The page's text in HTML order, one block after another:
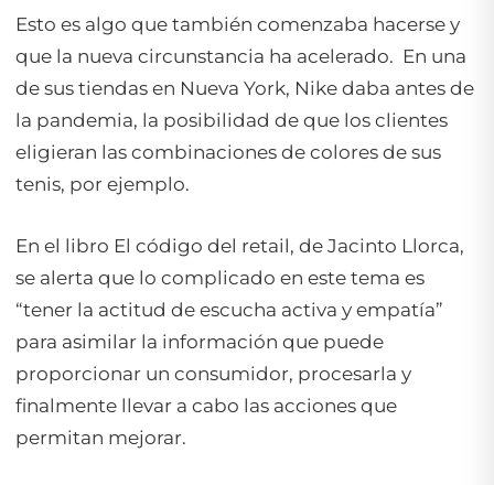
Esto es algo que también comenzaba hacerse y
que la nueva circunstancia ha acelerado. En una
de sus tiendas en Nueva York, Nike daba antes de
la pandemia, la posibilidad de que los clientes
eligieran las combinaciones de colores de sus
tenis, por ejemplo.
En el libro El código del retail, de Jacinto Llorca,
se alerta que lo complicado en este tema es
“tener la actitud de escucha activa y empatía”
para asimilar la información que puede
proporcionar un consumidor, procesarla y
finalmente llevar a cabo las acciones que
permitan mejorar.